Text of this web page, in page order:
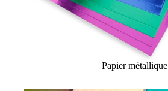
Papier métallique